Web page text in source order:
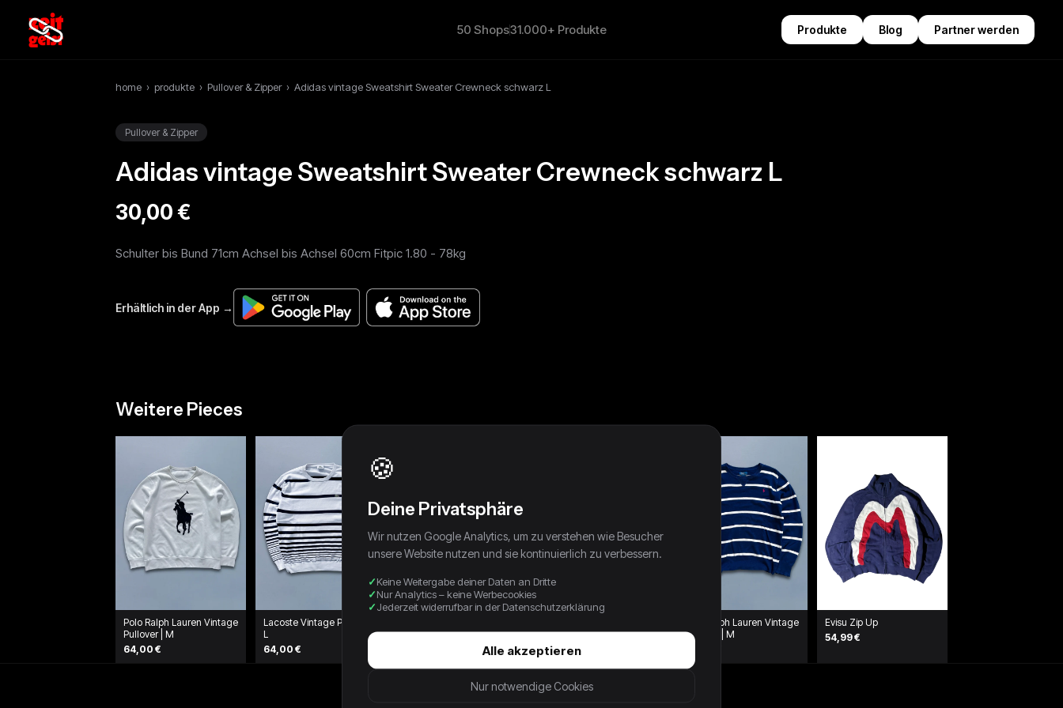
50 Shops31.000+ Produkte Produkte Blog Partner werden
home › produkte › Pullover & Zipper › Adidas vintage Sweatshirt Sweater Crewneck schwarz L
Pullover & Zipper
Adidas vintage Sweatshirt Sweater Crewneck schwarz L
30,00 €
Schulter bis Bund 71cm Achsel bis Achsel 60cm Fitpic 1.80 - 78kg
Weitere Pieces
Polo Ralph Lauren Vintage
Pullover | M
64,00 €
Lacoste Vintage Pullover |
L
64,00 €
Strickjacke | L
L
58,00 €
Polo Ralph Lauren Vintage
Pullover | M
Evisu Zip Up
54,99 €
🍪
Deine Privatsphäre
Wir nutzen Google Analytics, um zu verstehen wie Besucher
unsere Website nutzen und sie kontinuierlich zu verbessern.
Keine Weitergabe deiner Daten an Dritte
Nur Analytics – keine Werbecookies
Jederzeit widerrufbar in der Datenschutzerklärung
Alle akzeptieren
Nur notwendige Cookies